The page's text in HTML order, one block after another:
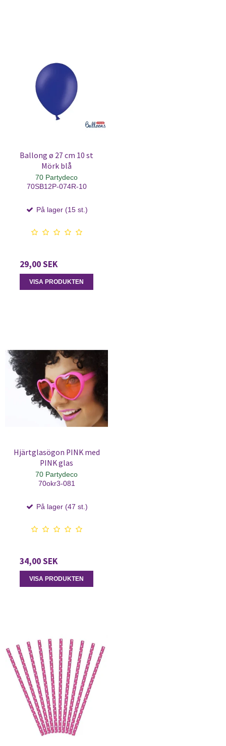
Ballong ø 27 cm 10 st
Mörk blå
70 Partydeco
70SB12P-074R-10
På lager (15 st.)
29,00 SEK
VISA PRODUKTEN
Hjärtglasögon PINK med
PINK glas
70 Partydeco
70okr3-081
På lager (47 st.)
34,00 SEK
VISA PRODUKTEN